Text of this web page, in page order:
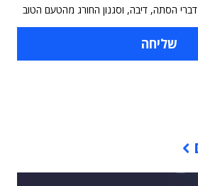
דברי הסתה, דיבה, וסגנון החורג מהטעם הטוב